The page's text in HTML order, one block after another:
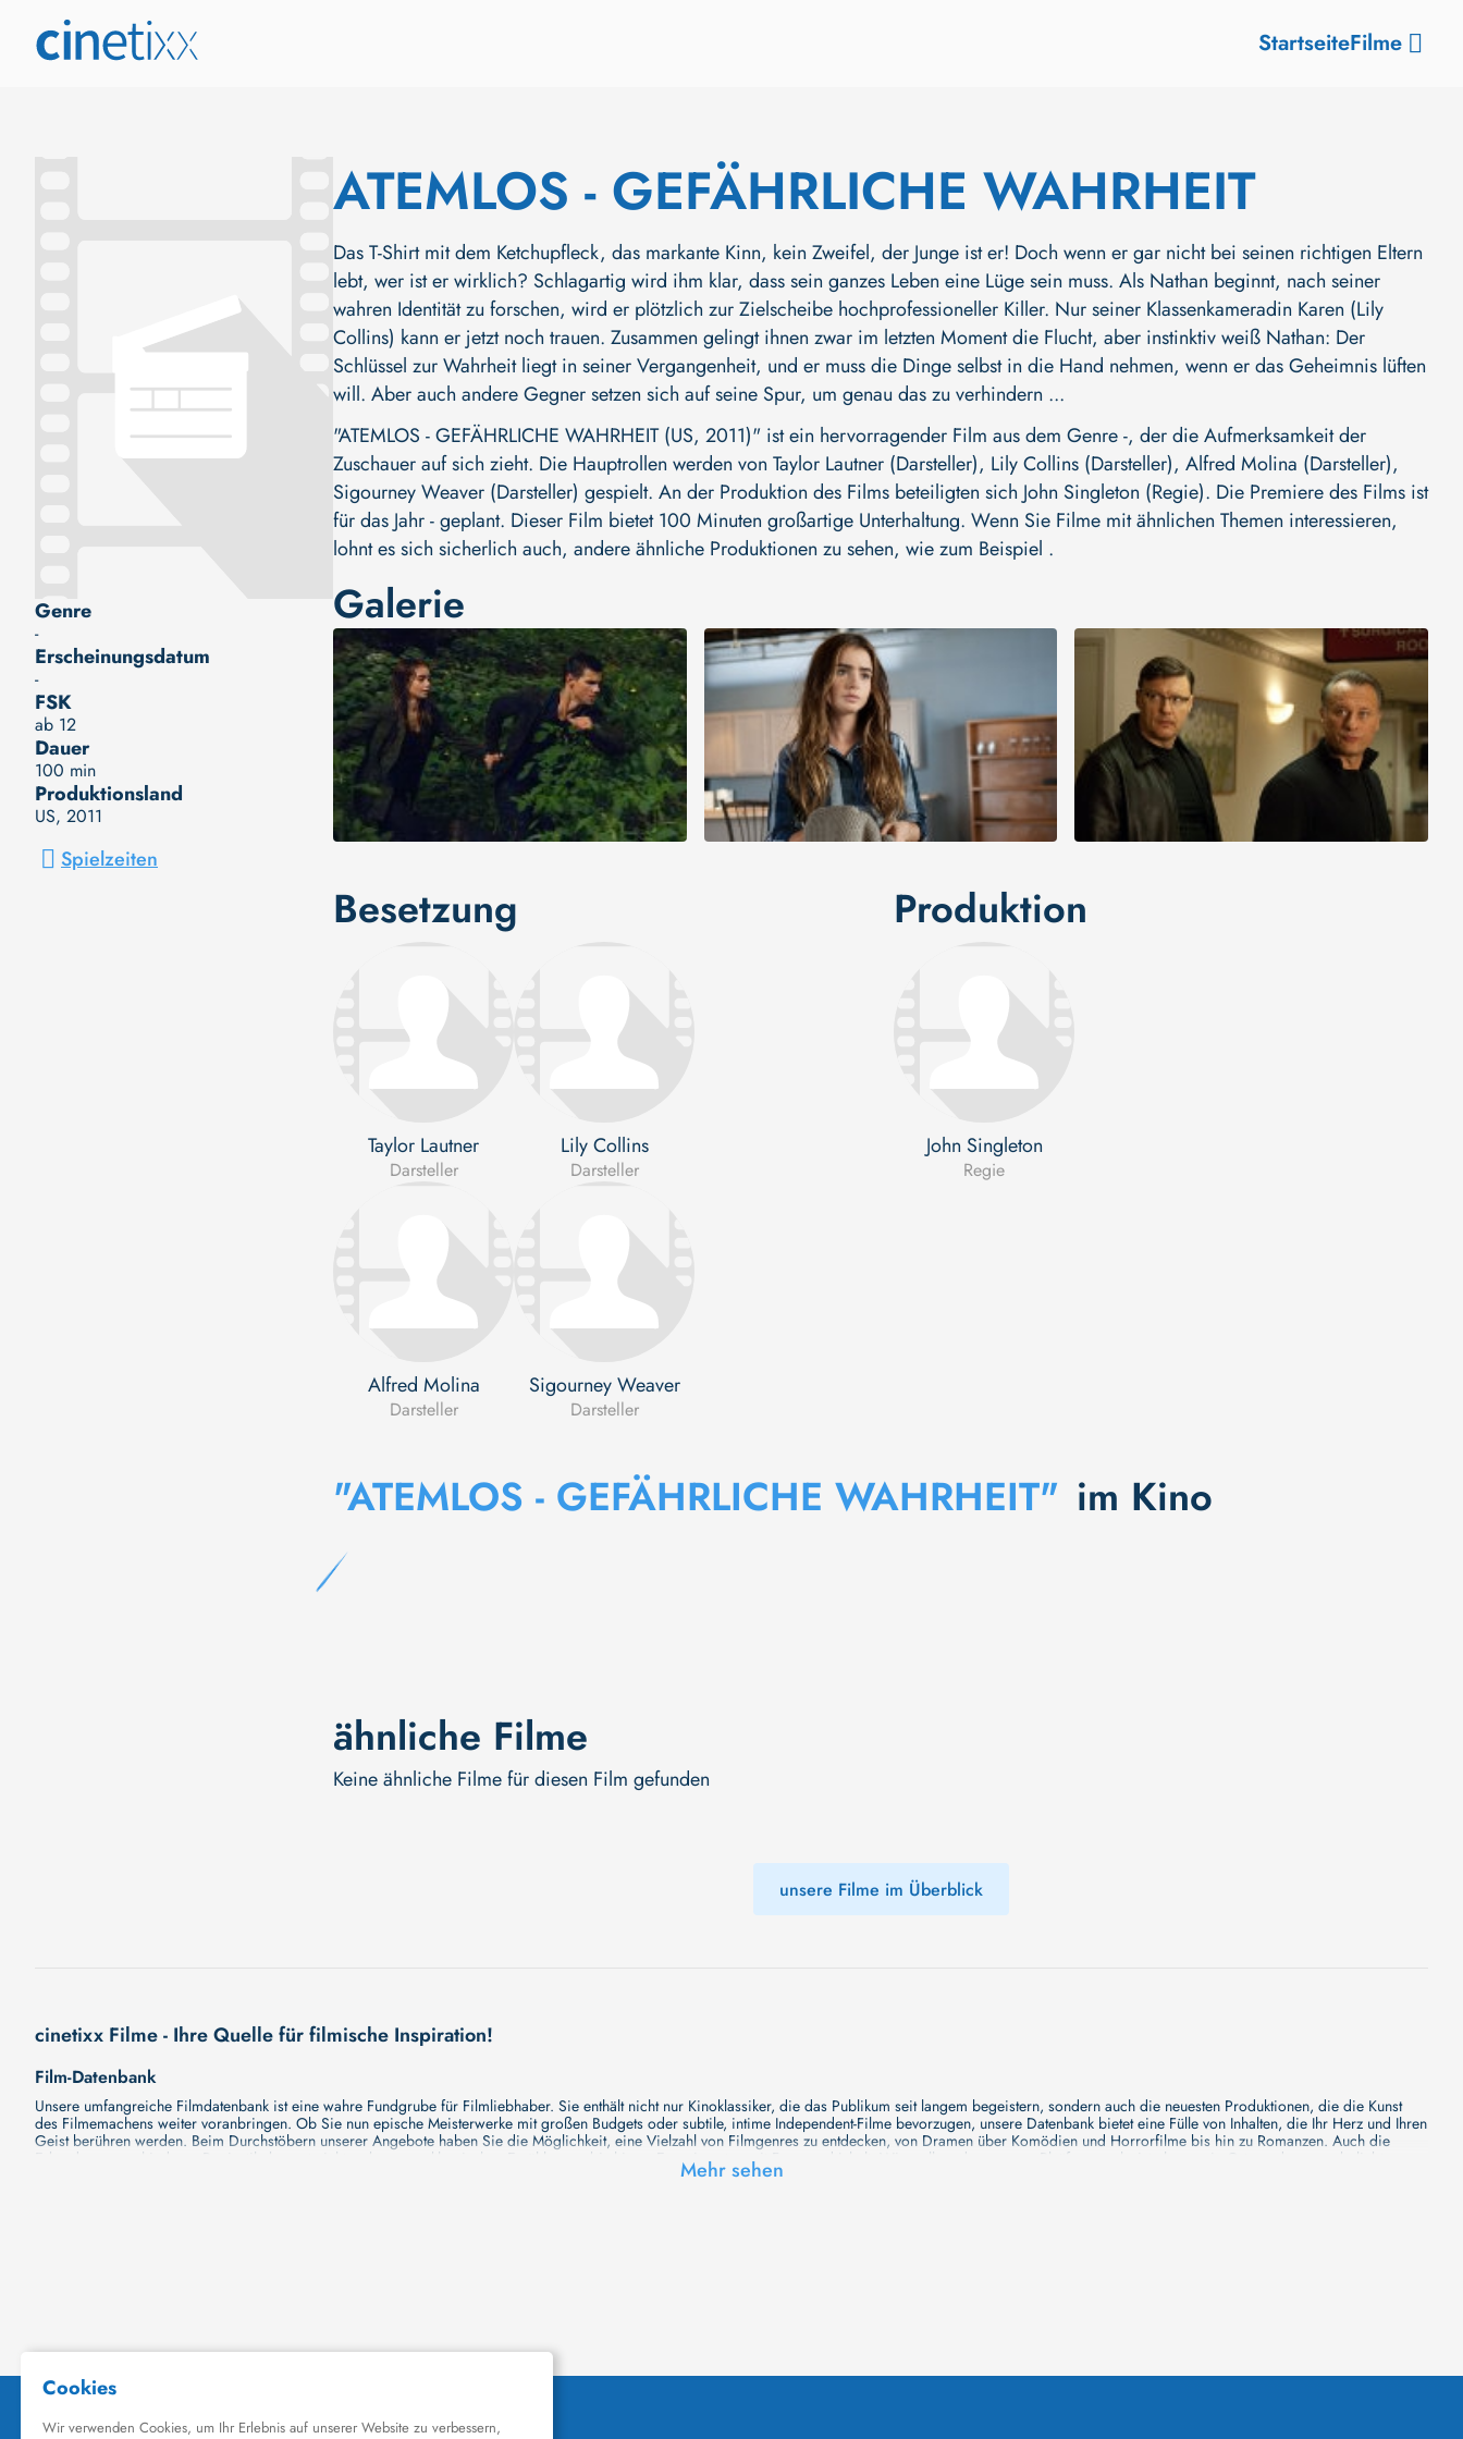
StartseiteFilme
Genre
-
Erscheinungsdatum
-
FSK
ab 12
Dauer
100 min
Produktionsland
US, 2011
Spielzeiten
ATEMLOS - GEFÄHRLICHE WAHRHEIT
Das T-Shirt mit dem Ketchupfleck, das markante Kinn, kein Zweifel, der Junge ist er! Doch wenn er gar nicht bei seinen richtigen Eltern
lebt, wer ist er wirklich? Schlagartig wird ihm klar, dass sein ganzes Leben eine Lüge sein muss. Als Nathan beginnt, nach seiner
wahren Identität zu forschen, wird er plötzlich zur Zielscheibe hochprofessioneller Killer. Nur seiner Klassenkameradin Karen (Lily
Collins) kann er jetzt noch trauen. Zusammen gelingt ihnen zwar im letzten Moment die Flucht, aber instinktiv weiß Nathan: Der
Schlüssel zur Wahrheit liegt in seiner Vergangenheit, und er muss die Dinge selbst in die Hand nehmen, wenn er das Geheimnis lüften
will. Aber auch andere Gegner setzen sich auf seine Spur, um genau das zu verhindern ...
"ATEMLOS - GEFÄHRLICHE WAHRHEIT (US, 2011)" ist ein hervorragender Film aus dem Genre -, der die Aufmerksamkeit der
Zuschauer auf sich zieht. Die Hauptrollen werden von Taylor Lautner (Darsteller), Lily Collins (Darsteller), Alfred Molina (Darsteller),
Sigourney Weaver (Darsteller) gespielt. An der Produktion des Films beteiligten sich John Singleton (Regie). Die Premiere des Films ist
für das Jahr - geplant. Dieser Film bietet 100 Minuten großartige Unterhaltung. Wenn Sie Filme mit ähnlichen Themen interessieren,
lohnt es sich sicherlich auch, andere ähnliche Produktionen zu sehen, wie zum Beispiel .
Galerie
Besetzung
Taylor Lautner
Darsteller
Lily Collins
Darsteller
Alfred Molina
Darsteller
Sigourney Weaver
Darsteller
Produktion
John Singleton
Regie
"ATEMLOS - GEFÄHRLICHE WAHRHEIT" im Kino
ähnliche Filme
Keine ähnliche Filme für diesen Film gefunden
unsere Filme im Überblick
cinetixx Filme - Ihre Quelle für filmische Inspiration!
Film-Datenbank
Unsere umfangreiche Filmdatenbank ist eine wahre Fundgrube für Filmliebhaber. Sie enthält nicht nur Kinoklassiker, die das Publikum seit langem begeistern, sondern auch die neuesten Produktionen, die die Kunst
des Filmemachens weiter voranbringen. Ob Sie nun epische Meisterwerke mit großen Budgets oder subtile, intime Independent-Filme bevorzugen, unsere Datenbank bietet eine Fülle von Inhalten, die Ihr Herz und Ihren
Geist berühren werden. Beim Durchstöbern unserer Angebote haben Sie die Möglichkeit, eine Vielzahl von Filmgenres zu entdecken, von Dramen über Komödien und Horrorfilme bis hin zu Romanzen. Auch die
Erkundung verschiedener Regiestile kommt nicht zu kurz, von klassischen Erzählungen bis hin zu Experimenten mit Form und Inhalt. Wir wollen, dass unsere Plattform mehr ist als nur ein Ort, an dem man beliebte
Hollywood-Hits findet. Natürlich gibt es auch diese, aber darüber hinaus bemühen wir uns, Meisterwerke des unabhängigen Kinos zu zeigen, die von den Mainstream-Medien oft nicht gewürdigt werden. Aus diesem
Datenbank mit Schauspielern zu erkunden und ihre außergewöhnlichen Werke zu entdecken!
Kino-Datenbank
Mehr sehen